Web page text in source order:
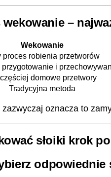
wekowanie –
Wekowanie
proces robienia przetworów
przygotowanie i
domowe przetwory
Tradycyjna metoda
oznacza to
słoiki krok
odpowiednie